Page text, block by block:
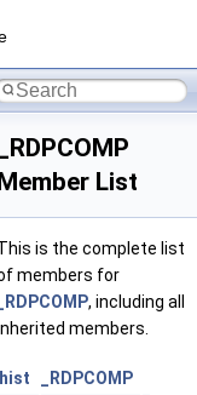
List
is the complete list
members for
_RDPCOMP, including all
members.
hist
_RDPCOMP